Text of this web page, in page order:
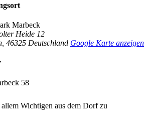
Marbeck
Heide 12
46325 Deutschland Google Karte anzeigen
58
Wichtigen aus dem Dorf zu